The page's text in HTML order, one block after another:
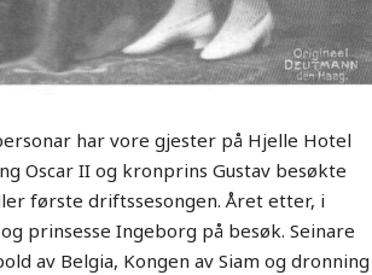
har vore gjester på Hjelle Hotel
Oscar II og kronprins Gustav besøkte
første driftssesongen. Året etter, i
prinsesse Ingeborg på besøk. Seinare
av Belgia, Kongen av Siam og dronning